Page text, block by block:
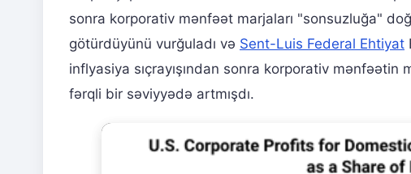
sonra korporativ mənfəət marjaları "sonsuzluğa"
götürdüyünü vurğuladı və Sent-Luis Federal Ehtiyat
inflyasiya sıçrayışından sonra korporativ
fərqli bir səviyyədə artmışdı.